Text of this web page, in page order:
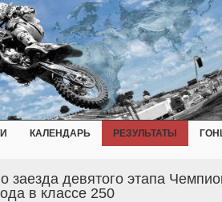
КАЛЕНДАРЬ РЕЗУЛЬТАТЫ
заезда девятого этапа
в классе 250